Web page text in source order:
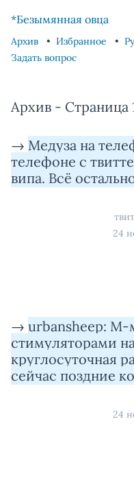
*Безымянная овца
Архив Избранное
Задать вопрос
Архив - Страница
→ Медуза на
телефоне с
випа. Всё
24
→ urbansheep: М-
стимуляторами
круглосуточная
сейчас поздние
24